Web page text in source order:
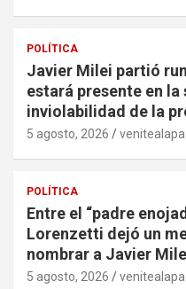
POLÍTICA
Javier Milei partió
estará presente en
inviolabilidad de la
5 agosto, 2026
POLÍTICA
Entre el “padre
Lorenzetti dejó un
nombrar a Javier
5 agosto, 2026